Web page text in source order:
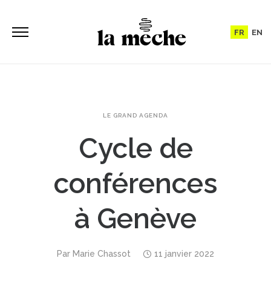
FR EN
LE GRAND AGENDA
Cycle de
conférences
à Genève
Par Marie Chassot 11 janvier 2022